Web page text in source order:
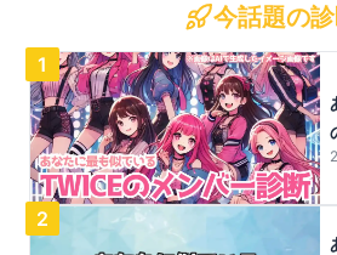
今話題の
1
2